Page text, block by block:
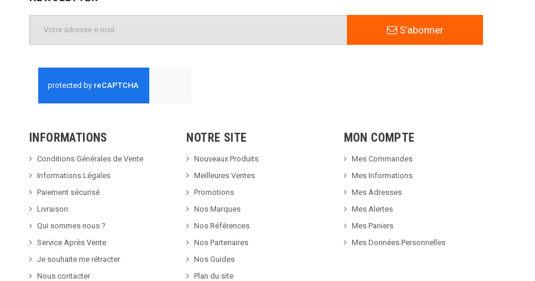
S’abonner
INFORMATIONS
Conditions Générales de Vente
Informations Légales
Paiement sécurisé
Livraison
Qui sommes nous ?
Service Après Vente
Je souhaite me rétracter
Nous contacter
NOTRE SITE
Nouveaux Produits
Meilleures Ventes
Promotions
Nos Marques
Nos Références
Nos Partenaires
Nos Guides
Plan du site
MON COMPTE
Mes Commandes
Mes Informations
Mes Adresses
Mes Alertes
Mes Paniers
Mes Données Personnelles